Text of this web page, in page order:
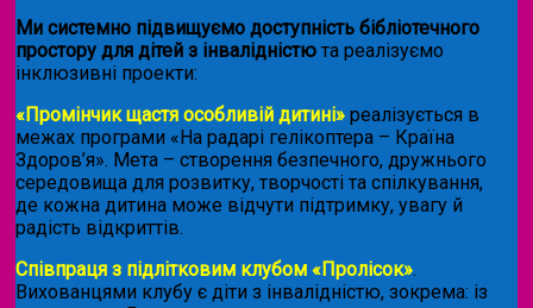
Ми системно підвищуємо доступність бібліотечного
простору для дітей з інвалідністю та реалізуємо
інклюзивні проекти:
«Промінчик щастя особливій дитині» реалізується в
межах програми «На радарі гелікоптера – Країна
Здоров’я». Мета – створення безпечного, дружнього
середовища для розвитку, творчості та спілкування,
де кожна дитина може відчути підтримку, увагу й
радість відкриттів.
Співпраця з підлітковим клубом «Пролісок».
Вихованцями клубу є діти з інвалідністю, зокрема: із